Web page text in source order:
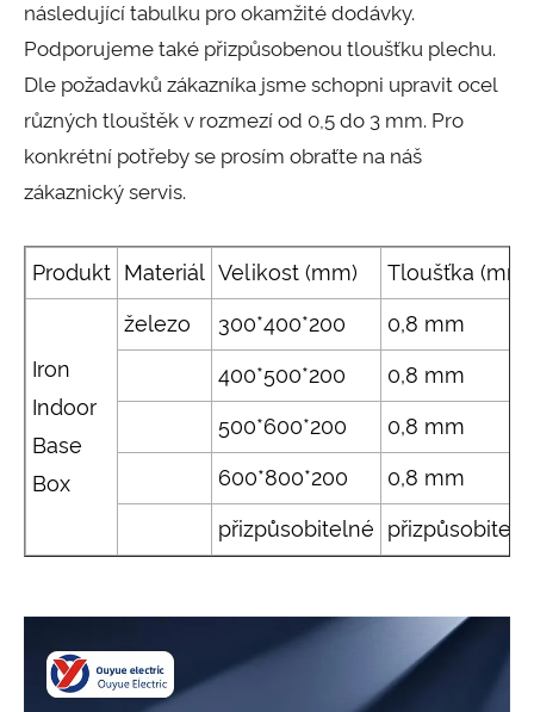
následující tabulku pro okamžité dodávky.
Podporujeme také přizpůsobenou tloušťku plechu.
Dle požadavků zákazníka jsme schopni upravit ocel
různých tlouštěk v rozmezí od 0,5 do 3 mm. Pro
konkrétní potřeby se prosím obraťte na náš
zákaznický servis.
Produkt Materiál Velikost (mm) Tloušťka (mm)
Iron
Indoor
Base
Box
železo 300*400*200 0,8 mm
400*500*200 0,8 mm
500*600*200 0,8 mm
600*800*200 0,8 mm
přizpůsobitelné